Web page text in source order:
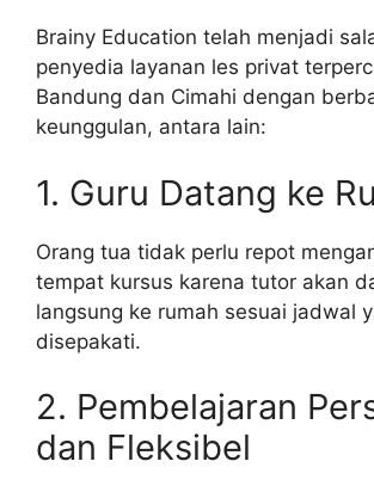
Brainy Education telah menjadi
penyedia layanan les privat
Bandung dan Cimahi dengan
keunggulan, antara lain:
1. Guru Datang ke
Orang tua tidak perlu repot
tempat kursus karena tutor akan
langsung ke rumah sesuai jadwal
disepakati.
2. Pembelajaran
dan Fleksibel